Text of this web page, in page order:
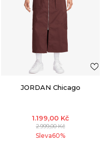
JORDAN Chicago
1.199,00 Kč
2.999,00Kč
Sleva60%